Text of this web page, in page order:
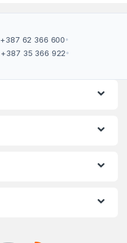
+387 62 366 600•
+387 35 366 922•